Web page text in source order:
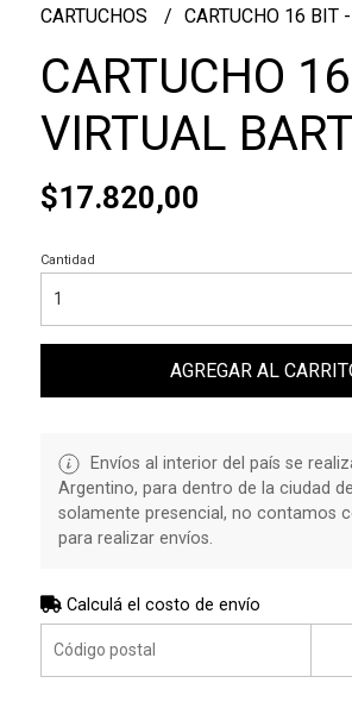
CARTUCHOS
CARTUCHO 16 BIT
CARTUCHO
VIRTUAL BART
$17.820,00
Cantidad
AGREGAR AL
Envíos al interior del país se
Argentino, para dentro de la ciudad
solamente presencial, no contamos
para realizar envíos.
Calculá el costo de envío